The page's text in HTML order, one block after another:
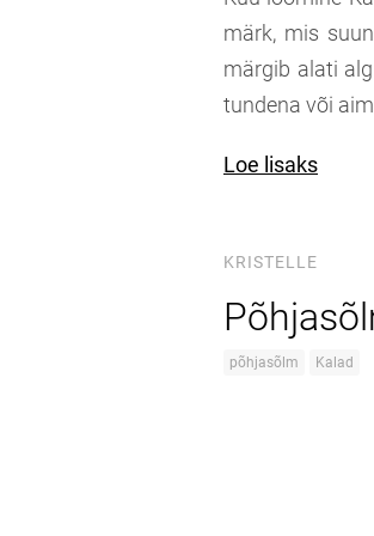
märk, mis
märgib alati
tundena või
Loe lisaks
KRISTELLE
põhjasõlm Kalad